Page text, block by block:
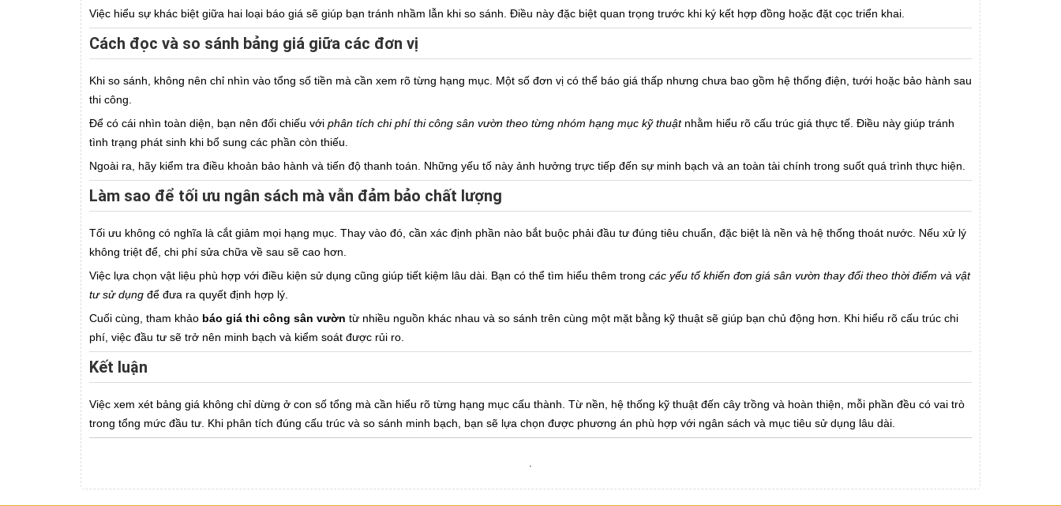
Việc hiểu sự khác biệt giữa hai loại báo giá sẽ giúp bạn tránh nhầm lẫn khi so sánh. Điều này đặc biệt quan trọng trước khi ký kết hợp đồng hoặc đặt cọc triển khai.
Cách đọc và so sánh bảng giá giữa các đơn vị
Khi so sánh, không nên chỉ nhìn vào tổng số tiền mà cần xem rõ từng hạng mục. Một số đơn vị có thể báo giá thấp nhưng chưa bao gồm hệ thống điện, tưới hoặc bảo hành sau
thi công.
Để có cái nhìn toàn diện, bạn nên đối chiếu với phân tích chi phí thi công sân vườn theo từng nhóm hạng mục kỹ thuậtnhằm hiểu rõ cấu trúc giá thực tế. Điều này giúp tránh
tình trạng phát sinh khi bổ sung các phần còn thiếu.
Ngoài ra, hãy kiểm tra điều khoản bảo hành và tiến độ thanh toán. Những yếu tố này ảnh hưởng trực tiếp đến sự minh bạch và an toàn tài chính trong suốt quá trình thực hiện.
Làm sao để tối ưu ngân sách mà vẫn đảm bảo chất lượng
Tối ưu không có nghĩa là cắt giảm mọi hạng mục. Thay vào đó, cần xác định phần nào bắt buộc phải đầu tư đúng tiêu chuẩn, đặc biệt là nền và hệ thống thoát nước. Nếu xử lý
không triệt để, chi phí sửa chữa về sau sẽ cao hơn.
Việc lựa chọn vật liệu phù hợp với điều kiện sử dụng cũng giúp tiết kiệm lâu dài. Bạn có thể tìm hiểu thêm trong các yếu tố khiến đơn giá sân vườn thay đổi theo thời điểm và vật
tư sử dụng để đưa ra quyết định hợp lý.
Cuối cùng, tham khảo báo giá thi công sân vườn từ nhiều nguồn khác nhau và so sánh trên cùng một mặt bằng kỹ thuật sẽ giúp bạn chủ động hơn. Khi hiểu rõ cấu trúc chi
phí, việc đầu tư sẽ trở nên minh bạch và kiểm soát được rủi ro.
Kết luận
Việc xem xét bảng giá không chỉ dừng ở con số tổng mà cần hiểu rõ từng hạng mục cấu thành. Từ nền, hệ thống kỹ thuật đến cây trồng và hoàn thiện, mỗi phần đều có vai trò
trong tổng mức đầu tư. Khi phân tích đúng cấu trúc và so sánh minh bạch, bạn sẽ lựa chọn được phương án phù hợp với ngân sách và mục tiêu sử dụng lâu dài.
.